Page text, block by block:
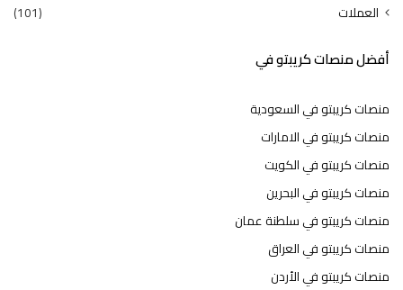
العملات (101)
أفضل منصات كريبتو في
منصات كريبتو في السعودية
منصات كريبتو في الامارات
منصات كريبتو في الكويت
منصات كريبتو في البحرين
منصات كريبتو في سلطنة عمان
منصات كريبتو في العراق
منصات كريبتو في الأردن